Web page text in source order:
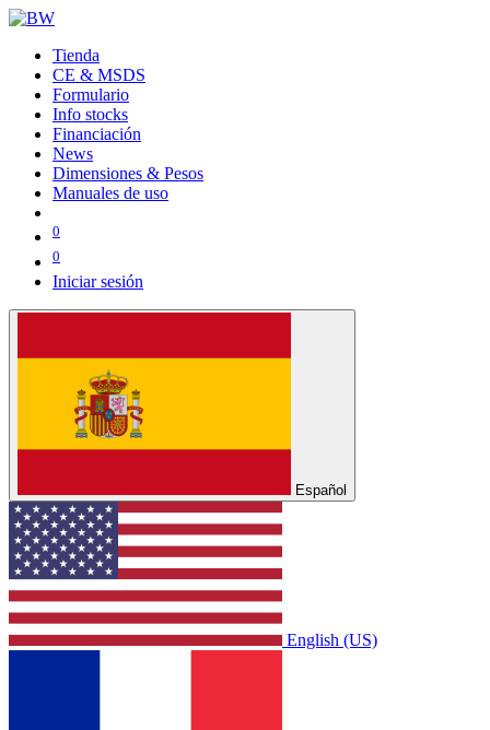
Tienda
CE & MSDS
Formulario
Info stocks
Financiación
News
Dimensiones & Pesos
Manuales de uso
0
0
Iniciar sesión
Español
English (US)